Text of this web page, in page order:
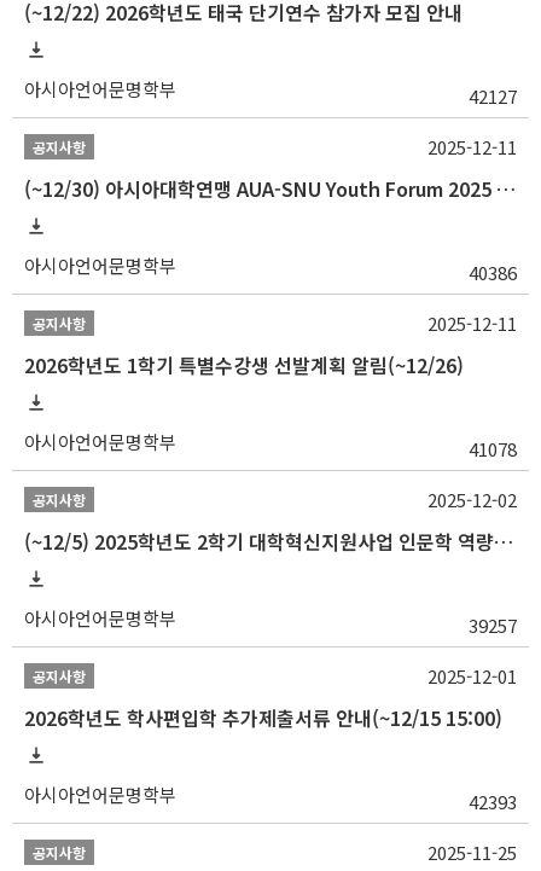
(~12/22) 2026학년도 태국 단기연수 참가자 모집 안내
아시아언어문명학부 42127
공지사항
(~12/30) 아시아대학연맹 AUA-SNU Youth Forum 2025 참가자 선발 안내
아시아언어문명학부 40386
2025-12-11
공지사항
2026학년도 1학기 특별수강생 선발계획 알림(~12/26)
아시아언어문명학부 41078
2025-12-11
공지사항
(~12/5) 2025학년도 2학기 대학혁신지원사업 인문학 역량강화 국제학술대회 참가 경비 지원 안내(2차)
아시아언어문명학부 39257
2025-12-02
공지사항
2026학년도 학사편입학 추가제출서류 안내(~12/15 15:00)
아시아언어문명학부 42393
2025-12-01
공지사항 2025-11-25